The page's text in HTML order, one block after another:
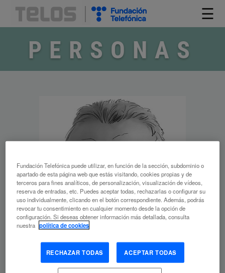
☰
PERSONAS
Fundación Telefónica puede utilizar, en función de la sección, subdominio o
apartado de esta página web que estás visitando, cookies propias y de
terceros para fines analíticos, de personalización, visualización de vídeos,
reserva de entradas, etc. Puedes aceptar todas, rechazarlas o configurar su
uso individualmente, clicando en el botón correspondiente. Además, podrás
revocar tu consentimiento en cualquier momento desde la opción de
configuración. Si deseas obtener información más detallada, consulta
nuestra política de cookies
RECHAZAR TODAS ACEPTAR TODAS